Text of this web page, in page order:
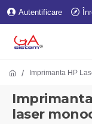
Autentificare
Imprimanta HP
Imprimanta
laser